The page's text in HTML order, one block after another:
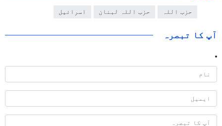
حزب اللہ حزب اللہ لبنان اسرائیل
آپ کا تبصرہ